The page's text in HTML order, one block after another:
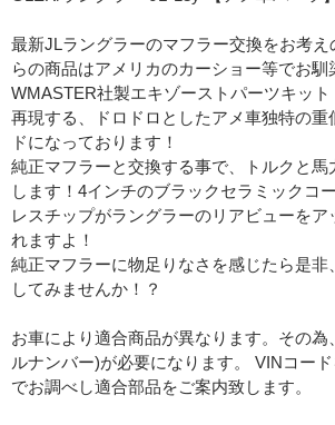
最新JLラングラーのマフラー交換をお考え
らの商品はアメリカのカーショー等でお馴
WMASTER社製エキゾーストパーツキッ
再現する、ドロドロとしたアメ車独特の重
ドになっております！
純正マフラーと交換する事で、トルクと馬
します！4インチのブラックセラミックコ
レスチップがラングラーのリアビューをア
れますよ！
純正マフラーに物足りなさを感じたら是非
してみませんか！？
お車により適合商品が異なります。その為
ルナンバー)が必要になります。 VINコー
でお調べし適合部品をご案内致します。